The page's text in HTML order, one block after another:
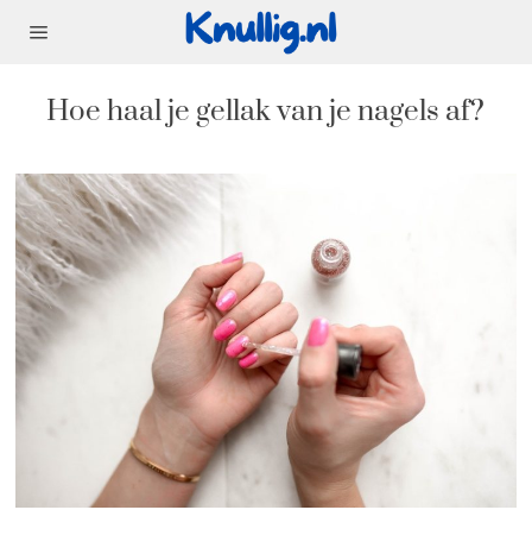
Hoe haal je gellak van je nagels af?